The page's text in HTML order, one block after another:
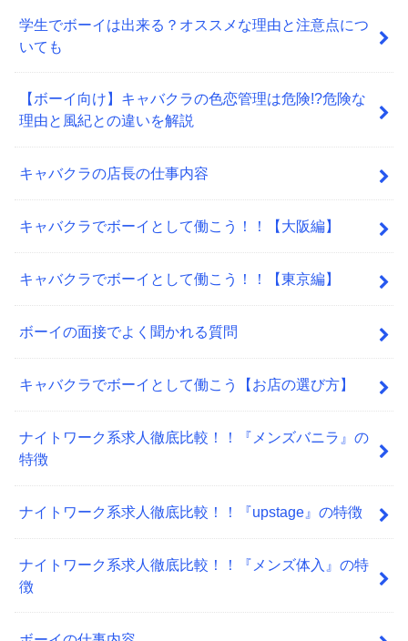
学生でボーイは出来る？オススメな理由と注意点につ
いても
【ボーイ向け】キャバクラの色恋管理は危険!?危険な
理由と風紀との違いを解説
キャバクラの店長の仕事内容
キャバクラでボーイとして働こう！！【大阪編】
キャバクラでボーイとして働こう！！【東京編】
ボーイの面接でよく聞かれる質問
キャバクラでボーイとして働こう【お店の選び方】
ナイトワーク系求人徹底比較！！『メンズバニラ』の
特徴
ナイトワーク系求人徹底比較！！『upstage』の特徴
ナイトワーク系求人徹底比較！！『メンズ体入』の特
徴